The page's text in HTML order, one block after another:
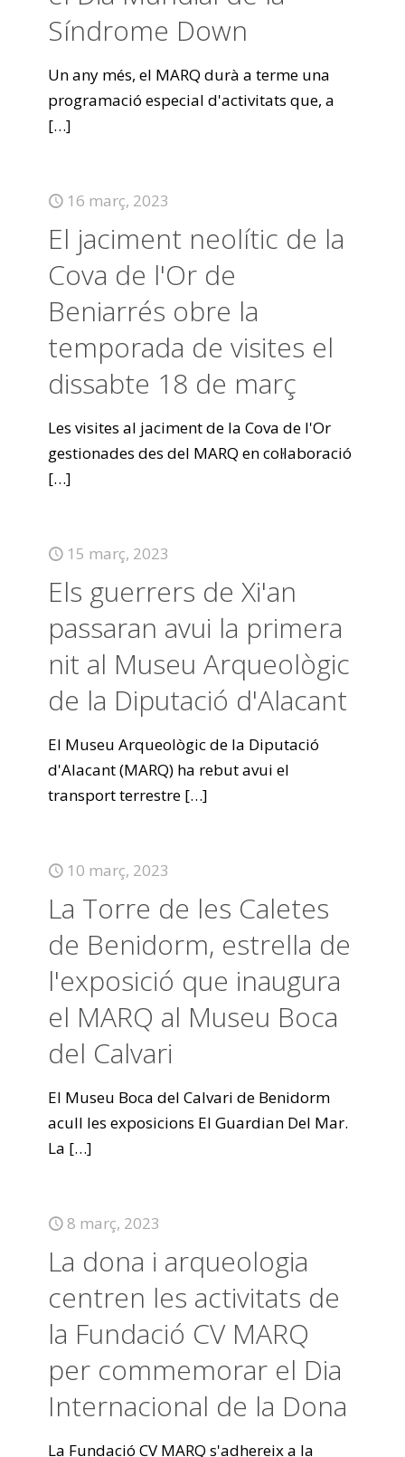
Síndrome Down
Un any més, el MARQ durà a terme una
programació especial d'activitats que, a
[…]
16 març, 2023
El jaciment neolític de la
Cova de l'Or de
Beniarrés obre la
temporada de visites el
dissabte 18 de març
Les visites al jaciment de la Cova de l'Or
gestionades des del MARQ en col·laboració
[…]
15 març, 2023
Els guerrers de Xi'an
passaran avui la primera
nit al Museu Arqueològic
de la Diputació d'Alacant
El Museu Arqueològic de la Diputació
d'Alacant (MARQ) ha rebut avui el
transport terrestre […]
10 març, 2023
La Torre de les Caletes
de Benidorm, estrella de
l'exposició que inaugura
el MARQ al Museu Boca
del Calvari
El Museu Boca del Calvari de Benidorm
acull les exposicions El Guardian Del Mar.
La […]
8 març, 2023
La dona i arqueologia
centren les activitats de
la Fundació CV MARQ
per commemorar el Dia
Internacional de la Dona
La Fundació CV MARQ s'adhereix a la